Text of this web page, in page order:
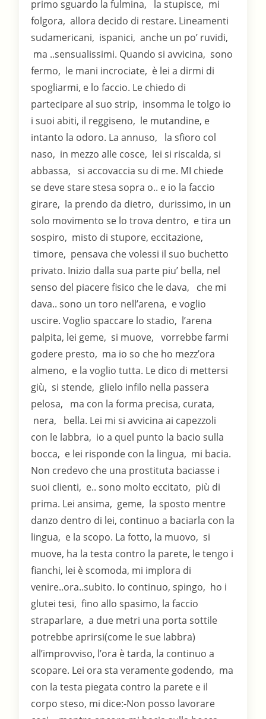
primo sguardo la fulmina, la stupisce, mi
folgora, allora decido di restare. Lineamenti
sudamericani, ispanici, anche un po’ ruvidi,
ma ..sensualissimi. Quando si avvicina, sono
fermo, le mani incrociate, è lei a dirmi di
spogliarmi, e lo faccio. Le chiedo di
partecipare al suo strip, insomma le tolgo io
i suoi abiti, il reggiseno, le mutandine, e
intanto la odoro. La annuso, la sfioro col
naso, in mezzo alle cosce, lei si riscalda, si
abbassa, si accovaccia su di me. MI chiede
se deve stare stesa sopra o.. e io la faccio
girare, la prendo da dietro, durissimo, in un
solo movimento se lo trova dentro, e tira un
sospiro, misto di stupore, eccitazione,
timore, pensava che volessi il suo buchetto
privato. Inizio dalla sua parte piu’ bella, nel
senso del piacere fisico che le dava, che mi
dava.. sono un toro nell’arena, e voglio
uscire. Voglio spaccare lo stadio, l’arena
palpita, lei geme, si muove, vorrebbe farmi
godere presto, ma io so che ho mezz’ora
almeno, e la voglio tutta. Le dico di mettersi
giù, si stende, glielo infilo nella passera
pelosa, ma con la forma precisa, curata,
nera, bella. Lei mi si avvicina ai capezzoli
con le labbra, io a quel punto la bacio sulla
bocca, e lei risponde con la lingua, mi bacia.
Non credevo che una prostituta baciasse i
suoi clienti, e.. sono molto eccitato, più di
prima. Lei ansima, geme, la sposto mentre
danzo dentro di lei, continuo a baciarla con la
lingua, e la scopo. La fotto, la muovo, si
muove, ha la testa contro la parete, le tengo i
fianchi, lei è scomoda, mi implora di
venire..ora..subito. Io continuo, spingo, ho i
glutei tesi, fino allo spasimo, la faccio
straparlare, a due metri una porta sottile
potrebbe aprirsi(come le sue labbra)
all’improvviso, l’ora è tarda, la continuo a
scopare. Lei ora sta veramente godendo, ma
con la testa piegata contro la parete e il
corpo steso, mi dice:-Non posso lavorare